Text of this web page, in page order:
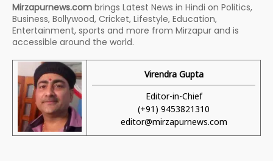
Mirzapurnews.com brings Latest News in Hindi on Politics,
Business, Bollywood, Cricket, Lifestyle, Education,
Entertainment, sports and more from Mirzapur and is
accessible around the world.
Virendra Gupta
Editor-in-Chief
(+91) 9453821310
editor@mirzapurnews.com